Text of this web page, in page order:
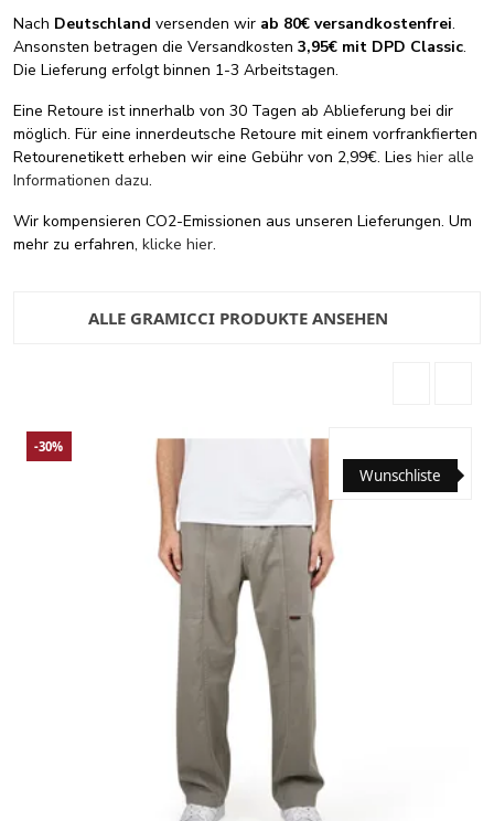
Nach Deutschland versenden wir ab 80€ versandkostenfrei.
Ansonsten betragen die Versandkosten 3,95€ mit DPD Classic.
Die Lieferung erfolgt binnen 1-3 Arbeitstagen.
Eine Retoure ist innerhalb von 30 Tagen ab Ablieferung bei dir
möglich. Für eine innerdeutsche Retoure mit einem vorfrankfierten
Retourenetikett erheben wir eine Gebühr von 2,99€. Lies hier alle
Informationen dazu.
Wir kompensieren CO2-Emissionen aus unseren Lieferungen. Um
mehr zu erfahren, klicke hier.
ALLE GRAMICCI PRODUKTE ANSEHEN
Wunschliste
-30%